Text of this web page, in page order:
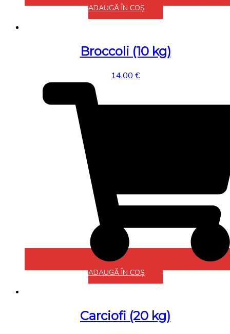
ADAUGĂ ÎN COȘ
Broccoli (10 kg)
14.00 €
ADAUGĂ ÎN COȘ
Carciofi (20 kg)